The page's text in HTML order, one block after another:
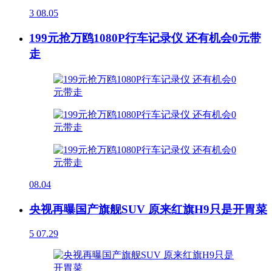
3 08.05
199元抢万鸥1080P行车记录仪 还有机会0元带
走
08.04
央视再曝国产旗舰SUV 原来红旗H9只是开胃菜
5 07.29